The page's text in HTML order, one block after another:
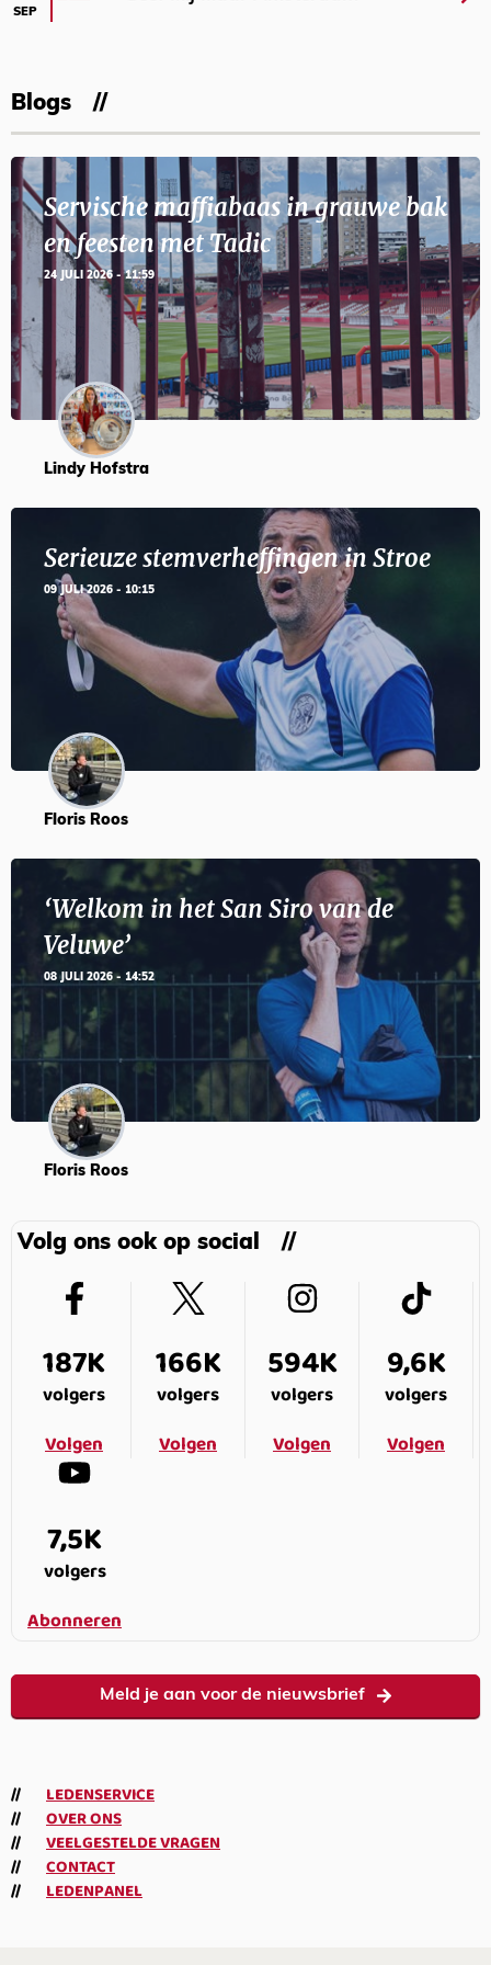
SEP
Blogs
Servische maffiabaas in grauwe bak
en feesten met Tadic
24 JULI 2026 - 11:59
Lindy Hofstra
Serieuze stemverheffingen in Stroe
09 JULI 2026 - 10:15
Floris Roos
‘Welkom in het San Siro van de
Veluwe’
08 JULI 2026 - 14:52
Floris Roos
Volg ons ook op social
187K
volgers
Volgen
166K
volgers
Volgen
594K
volgers
Volgen
9,6K
volgers
Volgen
7,5K
volgers
Abonneren
Meld je aan voor de nieuwsbrief
LEDENSERVICE
OVER ONS
VEELGESTELDE VRAGEN
CONTACT
LEDENPANEL